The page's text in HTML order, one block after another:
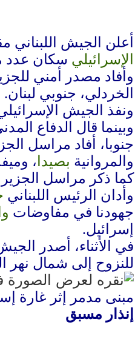
أعلن الجيش
الإسرائيلي سكان عدد
وأفاد مصدر أمني
الخردلي، جنوبي لبنان.
ونفذ الجيش
جنوبا، أفاد مراسل
والمروانية بصيدا ،
كما ذكر مراسل
وأدان الرئيس اللبناني
جهودنا في مفاوضات
إسرائيل.
للنزوح إلى شمال نهر
مبنى مدمر إثر غارة
إنذار مسبق